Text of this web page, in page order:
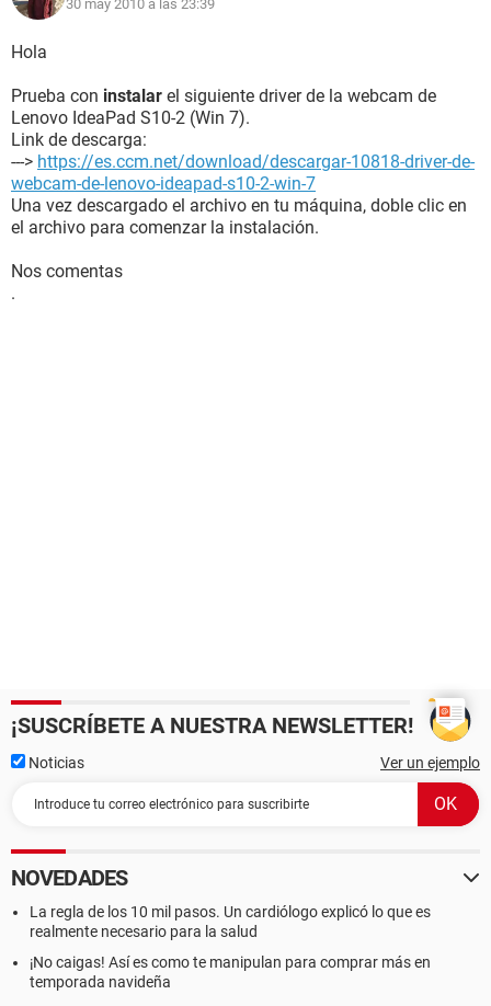
30 may 2010 a las 23:39
Hola
Prueba con instalar el siguiente driver de la webcam de
Lenovo IdeaPad S10-2 (Win 7).
Link de descarga:
---> https://es.ccm.net/download/descargar-10818-driver-de-
webcam-de-lenovo-ideapad-s10-2-win-7
Una vez descargado el archivo en tu máquina, doble clic en
el archivo para comenzar la instalación.
Nos comentas
.
¡SUSCRÍBETE A NUESTRA NEWSLETTER!
Noticias Ver un ejemplo
NOVEDADES
La regla de los 10 mil pasos. Un cardiólogo explicó lo que es
realmente necesario para la salud
¡No caigas! Así es como te manipulan para comprar más en
temporada navideña